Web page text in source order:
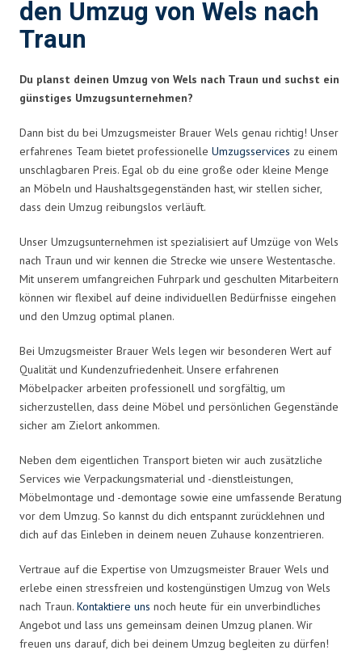
den Umzug von Wels nach
Traun
Du planst deinen Umzug von Wels nach Traun und suchst ein
günstiges Umzugsunternehmen?
Dann bist du bei Umzugsmeister Brauer Wels genau richtig! Unser
erfahrenes Team bietet professionelle Umzugsservices zu einem
unschlagbaren Preis. Egal ob du eine große oder kleine Menge
an Möbeln und Haushaltsgegenständen hast, wir stellen sicher,
dass dein Umzug reibungslos verläuft.
Unser Umzugsunternehmen ist spezialisiert auf Umzüge von Wels
nach Traun und wir kennen die Strecke wie unsere Westentasche.
Mit unserem umfangreichen Fuhrpark und geschulten Mitarbeitern
können wir flexibel auf deine individuellen Bedürfnisse eingehen
und den Umzug optimal planen.
Bei Umzugsmeister Brauer Wels legen wir besonderen Wert auf
Qualität und Kundenzufriedenheit. Unsere erfahrenen
Möbelpacker arbeiten professionell und sorgfältig, um
sicherzustellen, dass deine Möbel und persönlichen Gegenstände
sicher am Zielort ankommen.
Neben dem eigentlichen Transport bieten wir auch zusätzliche
Services wie Verpackungsmaterial und -dienstleistungen,
Möbelmontage und -demontage sowie eine umfassende Beratung
vor dem Umzug. So kannst du dich entspannt zurücklehnen und
dich auf das Einleben in deinem neuen Zuhause konzentrieren.
Vertraue auf die Expertise von Umzugsmeister Brauer Wels und
erlebe einen stressfreien und kostengünstigen Umzug von Wels
nach Traun. Kontaktiere uns noch heute für ein unverbindliches
Angebot und lass uns gemeinsam deinen Umzug planen. Wir
freuen uns darauf, dich bei deinem Umzug begleiten zu dürfen!